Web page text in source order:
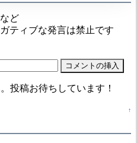
ど
ティブな発言は禁止です
投稿お待ちしています！
↑